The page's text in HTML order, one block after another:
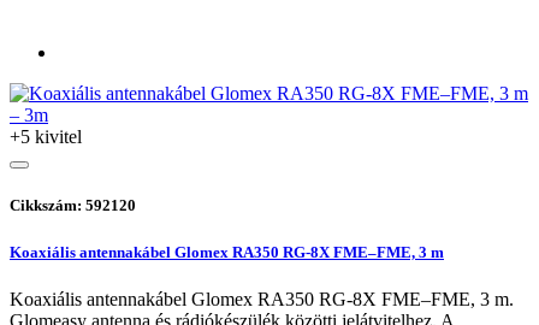
+5 kivitel
Cikkszám: 592120
Koaxiális antennakábel Glomex RA350 RG-8X FME–FME, 3 m
Koaxiális antennakábel Glomex RA350 RG-8X FME–FME, 3 m.
Glomeasy antenna és rádiókészülék közötti jelátvitelhez. A